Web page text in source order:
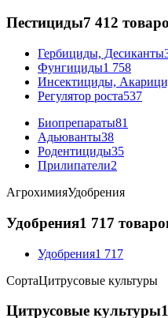
Пестициды7 412
Гербициды, Десиканты
Фунгициды1 758
Инсектициды,
Регулятор роста537
Биопрепараты81
Адьюванты38
Родентициды35
Прилипатели2
АгрохимияУдобрения
Удобрения1 717
Удобрения1 717
СортаЦитрусовые культуры
Цитрусовые культуры